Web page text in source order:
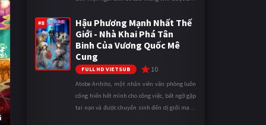
cậu được Thần Tình Y ...
#8
Hậu Phương Mạnh Nhất Thế
Giới - Nhà Khai Phá Tân
Binh Của Vương Quốc Mê
Cung
FULL HD VIETSUB 10
Atobe Arihito, một nhân viên văn phòng luôn
cống hiến hết mình cho công việc, bất ngờ gặp
tai nạn và được chuyển sinh đến dị giới mang